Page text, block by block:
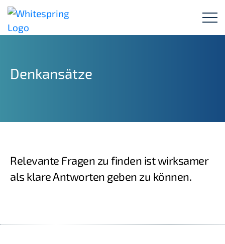
Denkansätze
Relevante Fragen zu finden ist wirksamer
als klare Antworten geben zu können.